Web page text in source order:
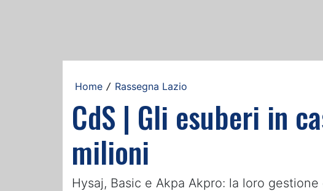
Home / Rassegna Lazio
CdS | Gli esuberi in
milioni
Hysaj, Basic e Akpa Akpro: la loro